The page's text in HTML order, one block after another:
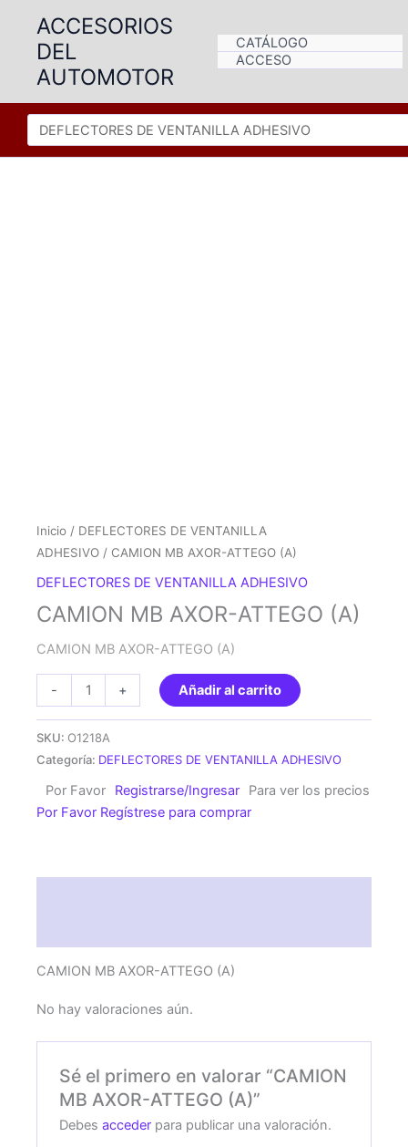
contenido
ACCESORIOS
DEL
AUTOMOTOR
CATÁLOGO
ACCESO
Inicio / DEFLECTORES DE VENTANILLA
ADHESIVO / CAMION MB AXOR-ATTEGO (A)
DEFLECTORES DE VENTANILLA ADHESIVO
CAMION MB AXOR-ATTEGO (A)
CAMION MB AXOR-ATTEGO (A)
-
CAMION
MB
cantidad
+ Añadir al carrito
SKU: O1218A
Categoría: DEFLECTORES DE VENTANILLA ADHESIVO
Por Favor Registrarse/Ingresar
Para ver los precios
Por Favor Regístrese para comprar
CAMION MB AXOR-ATTEGO (A)
No hay valoraciones aún.
Sé el primero en valorar “CAMION
MB AXOR-ATTEGO (A)”
Debesacceder para publicar una valoración.